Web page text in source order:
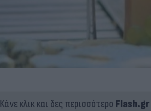
Κάνε κλικ και δες περισσότερο Flash.gr